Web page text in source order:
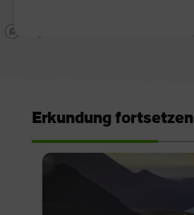
Erkundung fortsetzen